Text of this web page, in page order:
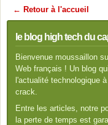
← Retour à l'accueil
le blog high tech du
Bienvenue moussaillon
Web français ! Un blog
l'actualité technologique
crack.
Entre les articles, notre
la perte de temps est